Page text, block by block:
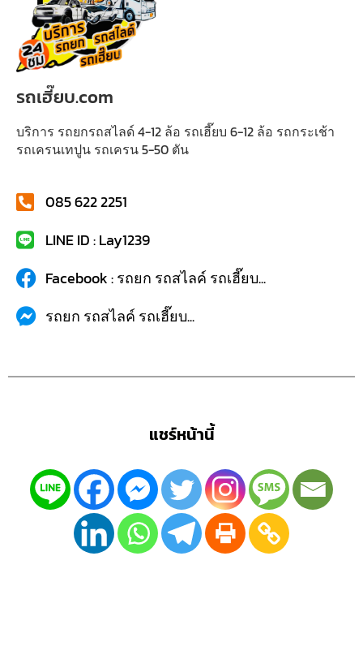
รถเฮี๊ยบ.com
บริการ รถยกรถสไลด์ 4-12 ล้อ รถเฮี๊ยบ 6-12 ล้อ รถกระเช้า
รถเครนเทปูน รถเครน 5-50 ตัน
085 622 2251
LINE ID : Lay1239
Facebook : รถยก รถสไลค์ รถเฮี๊ยบ...
รถยก รถสไลค์ รถเฮี๊ยบ...
แชร์หน้านี้